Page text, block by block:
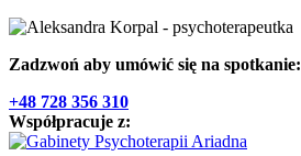
Zadzwoń aby umówić się na spotkanie:
+48 728 356 310
Współpracuje z: